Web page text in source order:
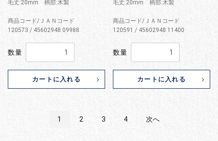
毛丈:20mm 柄部:木製
商品コード/ＪＡＮコード
120573 / 45602948 09988
数量
カートに入れる
毛丈:20mm 柄部:木製
商品コード/ＪＡＮコード
120591 / 45602948 11400
数量
カートに入れる
1 2 3 4 次へ